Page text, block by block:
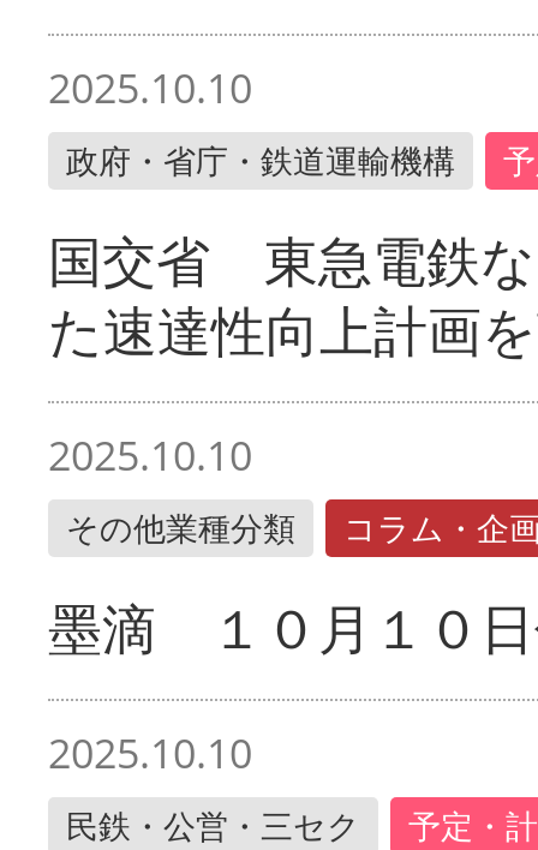
2025.10.10
政府・省庁・鉄道運輸機構
国交省 東急電鉄
た速達性向上計画
2025.10.10
その他業種分類 コラム・企
墨滴 １０月１０
2025.10.10
民鉄・公営・三セク 予定・